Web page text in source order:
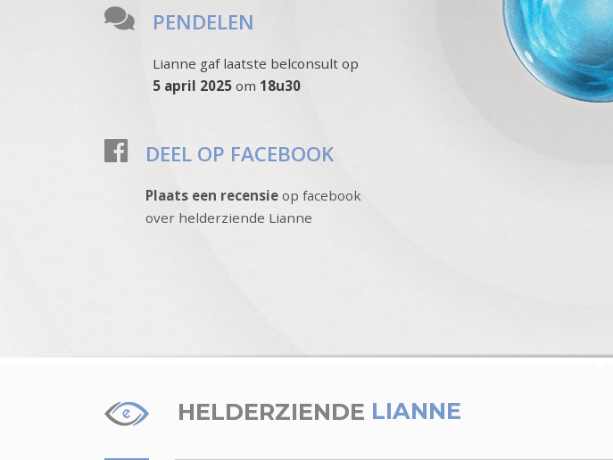
PENDELEN
Lianne gaf laatste belconsult op
5 april 2025 om 18u30
DEEL OP FACEBOOK
Plaats een recensie op facebook
over helderziende Lianne
HELDERZIENDE LIANNE